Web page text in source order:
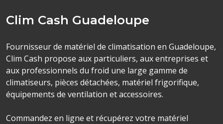
Clim Cash Guadeloupe
Fournisseur de matériel de climatisation en Guadeloupe,
Clim Cash propose aux particuliers, aux entreprises et
aux professionnels du froid une large gamme de
climatiseurs, pièces détachées, matériel frigorifique,
équipements de ventilation et accessoires.
Commandez en ligne et récupérez votre matériel